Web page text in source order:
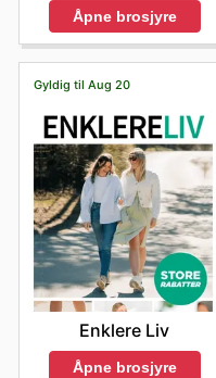
Åpne brosjyre
Gyldig til Aug 20
Enklere Liv
Åpne brosjyre